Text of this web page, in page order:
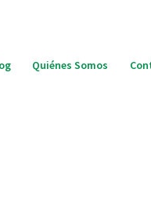
Quiénes Somos